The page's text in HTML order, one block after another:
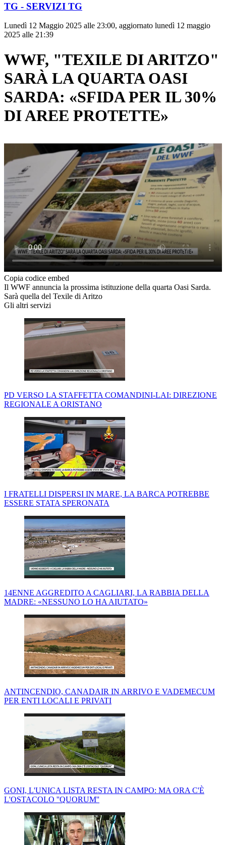
TG - SERVIZI TG
Lunedì 12 Maggio 2025 alle 23:00, aggiornato lunedì 12 maggio
2025 alle 21:39
WWF, "TEXILE DI ARITZO"
SARÀ LA QUARTA OASI
SARDA: «SFIDA PER IL 30%
DI AREE PROTETTE»
Copia codice embed
Il WWF annuncia la prossima istituzione della quarta Oasi Sarda.
Sarà quella del Texile di Aritzo
Gli altri servizi
PD VERSO LA STAFFETTA COMANDINI-LAI: DIREZIONE
REGIONALE A ORISTANO
I FRATELLI DISPERSI IN MARE, LA BARCA POTREBBE
ESSERE STATA SPERONATA
14ENNE AGGREDITO A CAGLIARI, LA RABBIA DELLA
MADRE: «NESSUNO LO HA AIUTATO»
ANTINCENDIO, CANADAIR IN ARRIVO E VADEMECUM
PER ENTI LOCALI E PRIVATI
GONI, L'UNICA LISTA RESTA IN CAMPO: MA ORA C'È
L'OSTACOLO ''QUORUM''